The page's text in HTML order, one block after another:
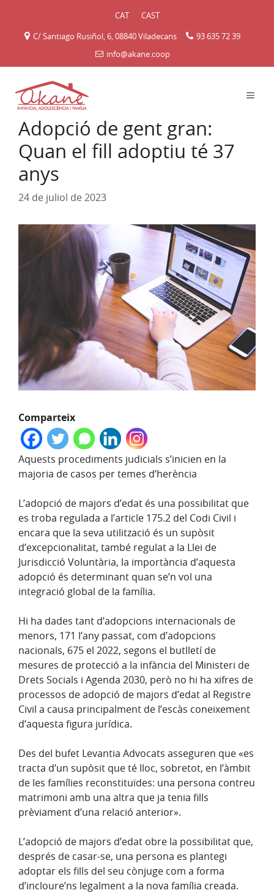
contingutC/ Santiago Rusiñol, 6, 08840 Viladecans
93 635 72 39
info@akane.coop
CAT CAST
Adopció de gent gran:
Quan el fill adoptiu té 37
anys
24 de juliol de 2023
Comparteix
Aquests procediments judicials s’inicien en la
majoria de casos per temes d’herència
L’adopció de majors d’edat és una possibilitat que
es troba regulada a l’article 175.2 del Codi Civil i
encara que la seva utilització és un supòsit
d’excepcionalitat, també regulat a la Llei de
Jurisdicció Voluntària, la importància d’aquesta
adopció és determinant quan se’n vol una
integració global de la família.
Hi ha dades tant d’adopcions internacionals de
menors, 171 l’any passat, com d’adopcions
nacionals, 675 el 2022, segons el butlletí de
mesures de protecció a la infància del Ministeri de
Drets Socials i Agenda 2030, però no hi ha xifres de
processos de adopció de majors d’edat al Registre
Civil a causa principalment de l’escàs coneixement
d’aquesta figura jurídica.
Des del bufet Levantia Advocats asseguren que «es
tracta d’un supòsit que té lloc, sobretot, en l’àmbit
de les famílies reconstituïdes: una persona contreu
matrimoni amb una altra que ja tenia fills
prèviament d’una relació anterior».
L’adopció de majors d’edat obre la possibilitat que,
després de casar-se, una persona es plantegi
adoptar els fills del seu cònjuge com a forma
d’incloure’ns legalment a la nova família creada.